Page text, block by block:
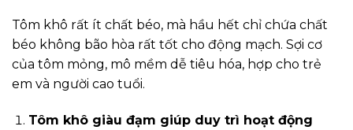
Tôm khô rất ít chất béo, mà hầu hết chỉ chứa chất
béo không bão hòa rất tốt cho động mạch. Sợi cơ
của tôm mỏng, mô mềm dễ tiêu hóa, hợp cho trẻ
em và người cao tuổi.
Tôm khô giàu đạm giúp duy trì hoạt động